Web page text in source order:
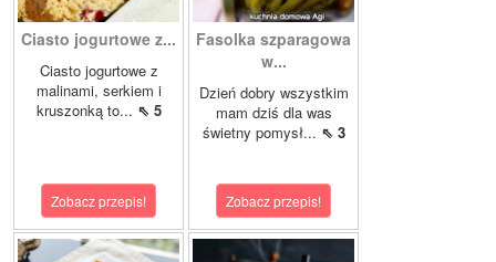
Ciasto jogurtowe z...
Ciasto jogurtowe z
malinami, serkiem i
kruszonką to... ⇖ 5
Zobacz przepis!
Fasolka szparagowa
w...
Dzień dobry wszystkim
mam dziś dla was
świetny pomysł... ⇖ 3
Zobacz przepis!